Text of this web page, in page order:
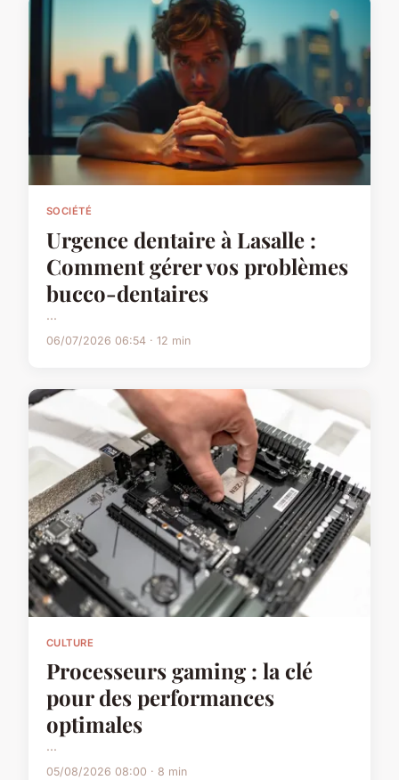
SOCIÉTÉ
Urgence dentaire à Lasalle :
Comment gérer vos problèmes
bucco-dentaires
...
06/07/2026 06:54 · 12 min
CULTURE
Processeurs gaming : la clé
pour des performances
optimales
...
05/08/2026 08:00 · 8 min